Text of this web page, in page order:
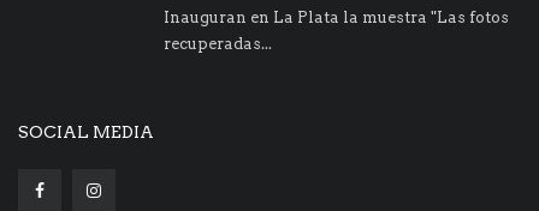
Inauguran en La Plata la muestra "Las fotos
recuperadas...
SOCIAL MEDIA